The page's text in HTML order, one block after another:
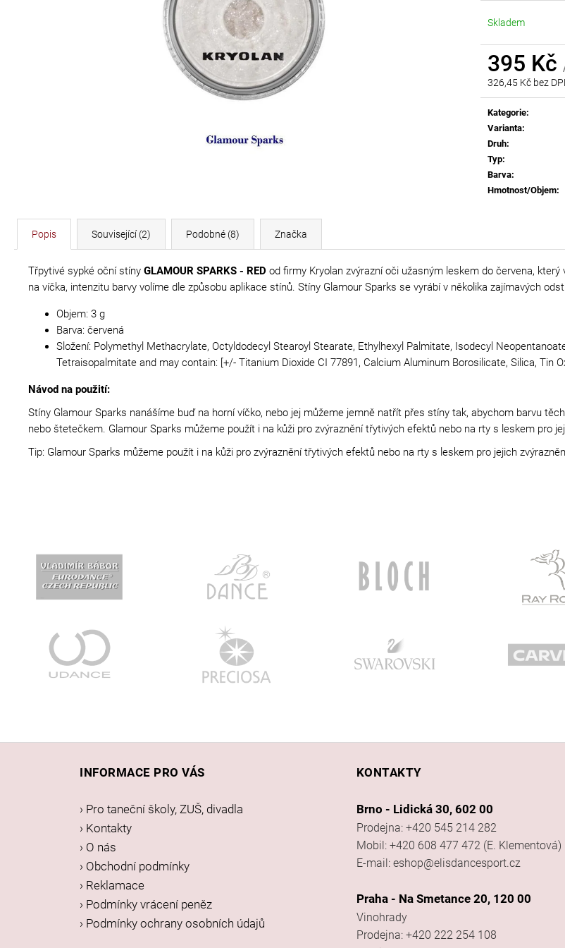
Skladem
395 Kč
326,45 Kč bez
Měrná
cena:
Kategorie:
Varianta:
Druh:
Typ:
Barva:
Hmotnost/Objem:
Popis Související (2) Podobné (8) Značka
Třpytivé sypké oční stíny GLAMOUR SPARKS - RED od firmy Kryolan zvýrazní oči užasným leskem do červena,
na víčka, intenzitu barvy volíme dle způsobu aplikace stínů. Stíny Glamour Sparks se vyrábí v několika zajímavých
Objem: 3 g
Barva: červená
Složení: Polymethyl Methacrylate, Octyldodecyl Stearoyl Stearate, Ethylhexyl Palmitate, Isodecyl
Tetraisopalmitate and may contain: [+/- Titanium Dioxide CI 77891, Calcium Aluminum Borosilicate, Silica, Tin
Návod na použití:
Stíny Glamour Sparks nanášíme buď na horní víčko, nebo jej můžeme jemně natřít přes stíny tak, abychom barvu
nebo štetečkem. Glamour Sparks můžeme použít i na kůži pro zvýraznění třytivých efektů nebo na rty s leskem pro
Tip: Glamour Sparks můžeme použít i na kůži pro zvýraznění třytivých efektů nebo na rty s leskem pro jejich
AB
299 Kč
INFORMACE PRO VÁS
› Pro taneční školy, ZUŠ, divadla
› Kontakty
› O nás
› Obchodní podmínky
› Reklamace
› Podmínky vrácení peněz
› Podmínky ochrany osobních údajů
KONTAKTY
Brno - Lidická 30, 602 00
Prodejna: +420 545 214 282
Mobil: +420 608 477 472 (E. Klementová)
E-mail: eshop@elisdancesport.cz
Praha - Na Smetance 20, 120 00
Vinohrady
Prodejna: +420 222 254 108